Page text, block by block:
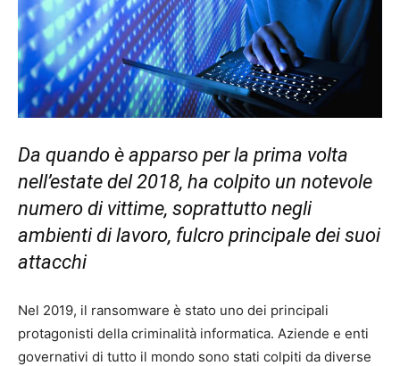
Da quando è apparso per la prima volta
nell’estate del 2018, ha colpito un notevole
numero di vittime, soprattutto negli
ambienti di lavoro, fulcro principale dei suoi
attacchi
Nel 2019, il ransomware è stato uno dei principali
protagonisti della criminalità informatica. Aziende e enti
governativi di tutto il mondo sono stati colpiti da diverse